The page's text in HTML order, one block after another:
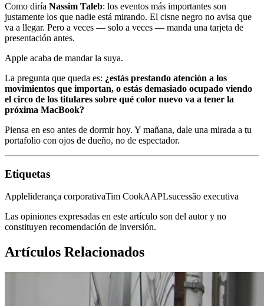
Como diría Nassim Taleb: los eventos más importantes son
justamente los que nadie está mirando. El cisne negro no avisa que
va a llegar. Pero a veces — solo a veces — manda una tarjeta de
presentación antes.
Apple acaba de mandar la suya.
La pregunta que queda es: ¿estás prestando atención a los
movimientos que importan, o estás demasiado ocupado viendo
el circo de los titulares sobre qué color nuevo va a tener la
próxima MacBook?
Piensa en eso antes de dormir hoy. Y mañana, dale una mirada a tu
portafolio con ojos de dueño, no de espectador.
Etiquetas
Appleliderança corporativaTim CookAAPLsucessão executiva
Las opiniones expresadas en este artículo son del autor y no
constituyen recomendación de inversión.
Artículos Relacionados